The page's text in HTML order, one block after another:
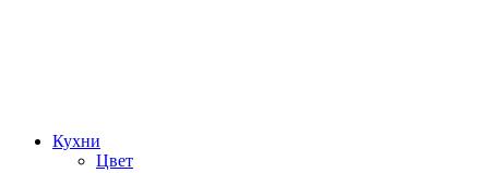
Кухни
Цвет